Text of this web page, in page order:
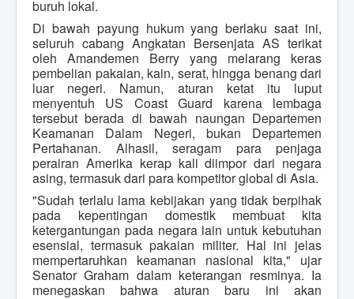
buruh lokal.
Di bawah payung hukum yang berlaku saat ini,
seluruh cabang Angkatan Bersenjata AS terikat
oleh Amandemen Berry yang melarang keras
pembelian pakaian, kain, serat, hingga benang dari
luar negeri. Namun, aturan ketat itu luput
menyentuh US Coast Guard karena lembaga
tersebut berada di bawah naungan Departemen
Keamanan Dalam Negeri, bukan Departemen
Pertahanan. Alhasil, seragam para penjaga
perairan Amerika kerap kali diimpor dari negara
asing, termasuk dari para kompetitor global di Asia.
"Sudah terlalu lama kebijakan yang tidak berpihak
pada kepentingan domestik membuat kita
ketergantungan pada negara lain untuk kebutuhan
esensial, termasuk pakaian militer. Hal ini jelas
mempertaruhkan keamanan nasional kita," ujar
Senator Graham dalam keterangan resminya. Ia
menegaskan bahwa aturan baru ini akan